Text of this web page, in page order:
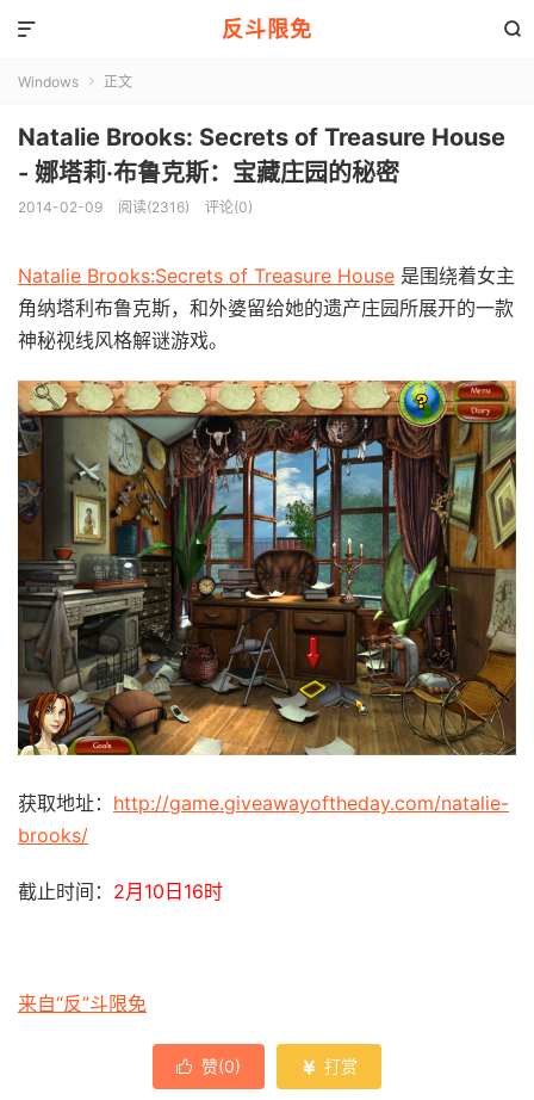
反斗限免 

Windows  正文
Natalie Brooks: Secrets of Treasure House
- 娜塔莉·布鲁克斯：宝藏庄园的秘密
2014-02-09 阅读(2316) 评论(0)
Natalie Brooks:Secrets of Treasure House 是围绕着女主
角纳塔利布鲁克斯，和外婆留给她的遗产庄园所展开的一款
神秘视线风格解谜游戏。
获取地址： http://game.giveawayoftheday.com/natalie-
brooks/
截止时间： 2月10日16时
来自“反”斗限免
 赞(0)  打赏